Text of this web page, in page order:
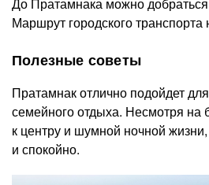
До Пратамнака можно добраться
Маршрут городского
Полезные советы
Пратамнак отлично подойдет
семейного отдыха. Несмотря на
к центру и шумной ночной жизни,
и спокойно.